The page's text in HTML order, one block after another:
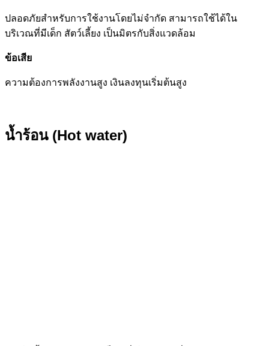
ปลอดภัยสำหรับการใช้งานโดยไม่จำกัด สามารถใช้ได้ใน
บริเวณที่มีเด็ก สัตว์เลี้ยง เป็นมิตรกับสิ่งแวดล้อม
ข้อเสีย
ความต้องการพลังงานสูง เงินลงทุนเริ่มต้นสูง
น้ำร้อน (Hot water)